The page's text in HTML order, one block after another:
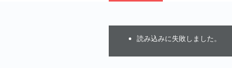
読み込みに失敗しました。